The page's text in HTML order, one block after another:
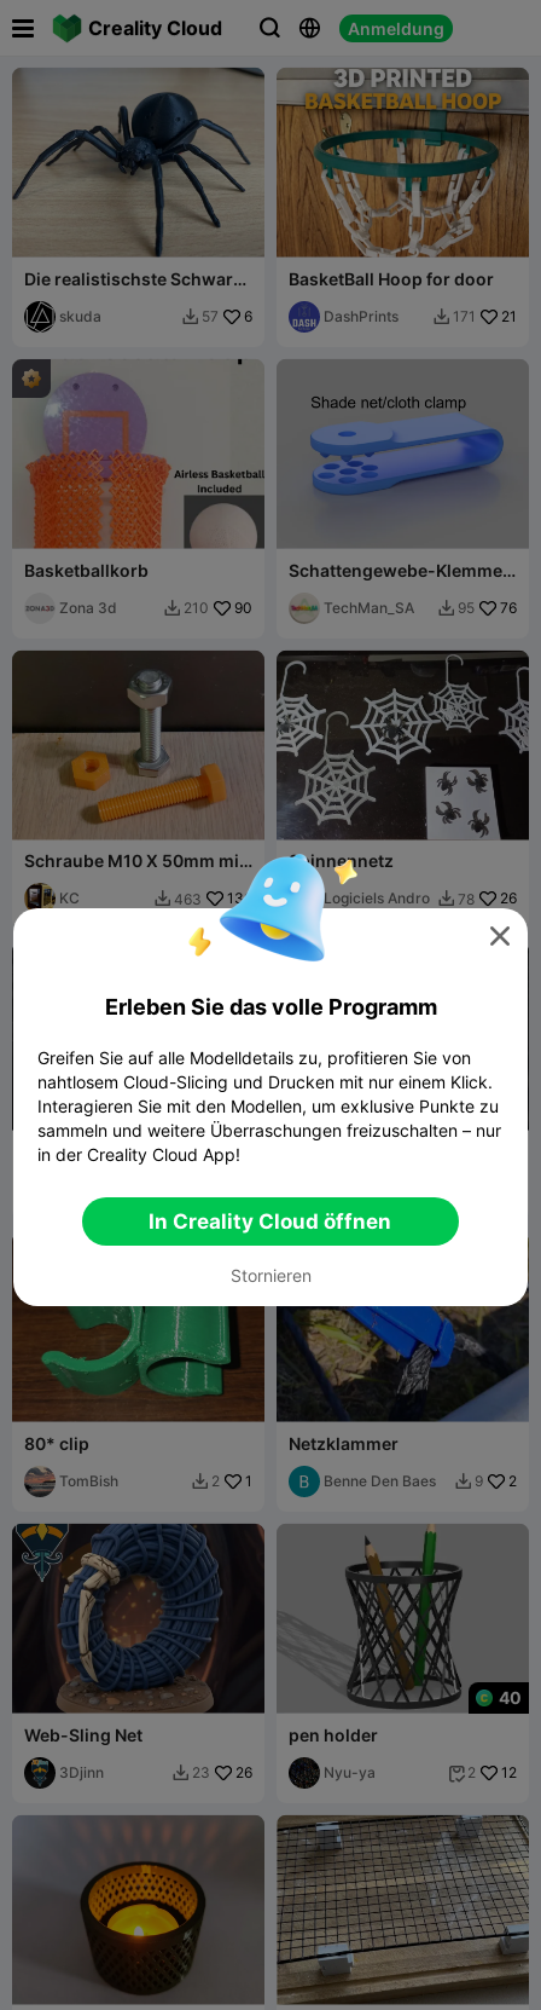
Creality Cloud   Anmeldung
 
Die realistischste Schwarze
Witwe
skuda  57 6
BasketBall Hoop for door
DashPrints  171 21
Basketballkorb
Zona 3d  210 90
Schattengewebe-Klemme -
Leiterverschluss-Gurt
(20×55 mm)
TechMan_SA  95 76
Schraube M10 X 50mm mit
Netz
KC  463 136
Spinnennetz
Logiciels Andro  78 26
99
Spinnennetz-Windmühle
80* clip
TomBish  2 1
Netzklammer
Benne Den Baes  9 2
Web-Sling Net
3Djinn  23 26
40
pen holder
Nyu-ya  2 12

Erleben Sie das volle Programm
Greifen Sie auf alle Modelldetails zu, profitieren Sie von
nahtlosem Cloud-Slicing und Drucken mit nur einem Klick.
Interagieren Sie mit den Modellen, um exklusive Punkte zu
sammeln und weitere Überraschungen freizuschalten – nur
in der Creality Cloud App!
In Creality Cloud öffnen
Stornieren